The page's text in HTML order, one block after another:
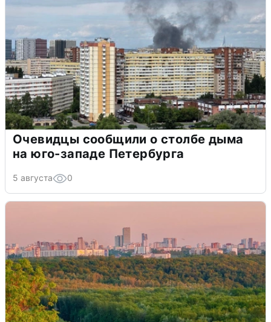
Очевидцы сообщили о столбе дыма
на юго-западе Петербурга
5 августа 0